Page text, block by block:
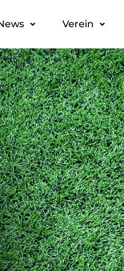
Verein